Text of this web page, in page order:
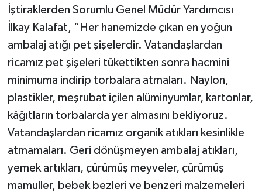
İştiraklerden Sorumlu Genel Müdür Yardımcısı
İlkay Kalafat, “Her hanemizde çıkan en yoğun
ambalaj atığı pet şişelerdir. Vatandaşlardan
ricamız pet şişeleri tükettikten sonra hacmini
minimuma indirip torbalara atmaları. Naylon,
plastikler, meşrubat içilen alüminyumlar, kartonlar,
kâğıtların torbalarda yer almasını bekliyoruz.
Vatandaşlardan ricamız organik atıkları kesinlikle
atmamaları. Geri dönüşmeyen ambalaj atıkları,
yemek artıkları, çürümüş meyveler, çürümüş
mamuller, bebek bezleri ve benzeri malzemeleri